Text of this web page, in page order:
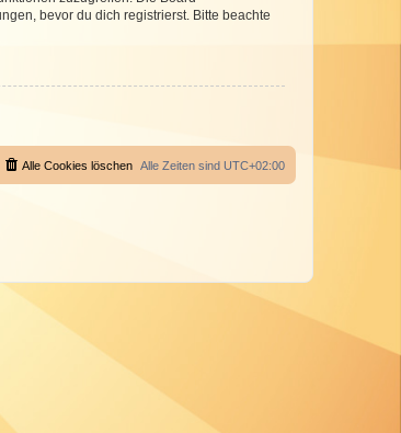
bevor du dich registrierst. Bitte beachte
Alle Zeiten sind UTC+02:00
Alle Cookies löschen